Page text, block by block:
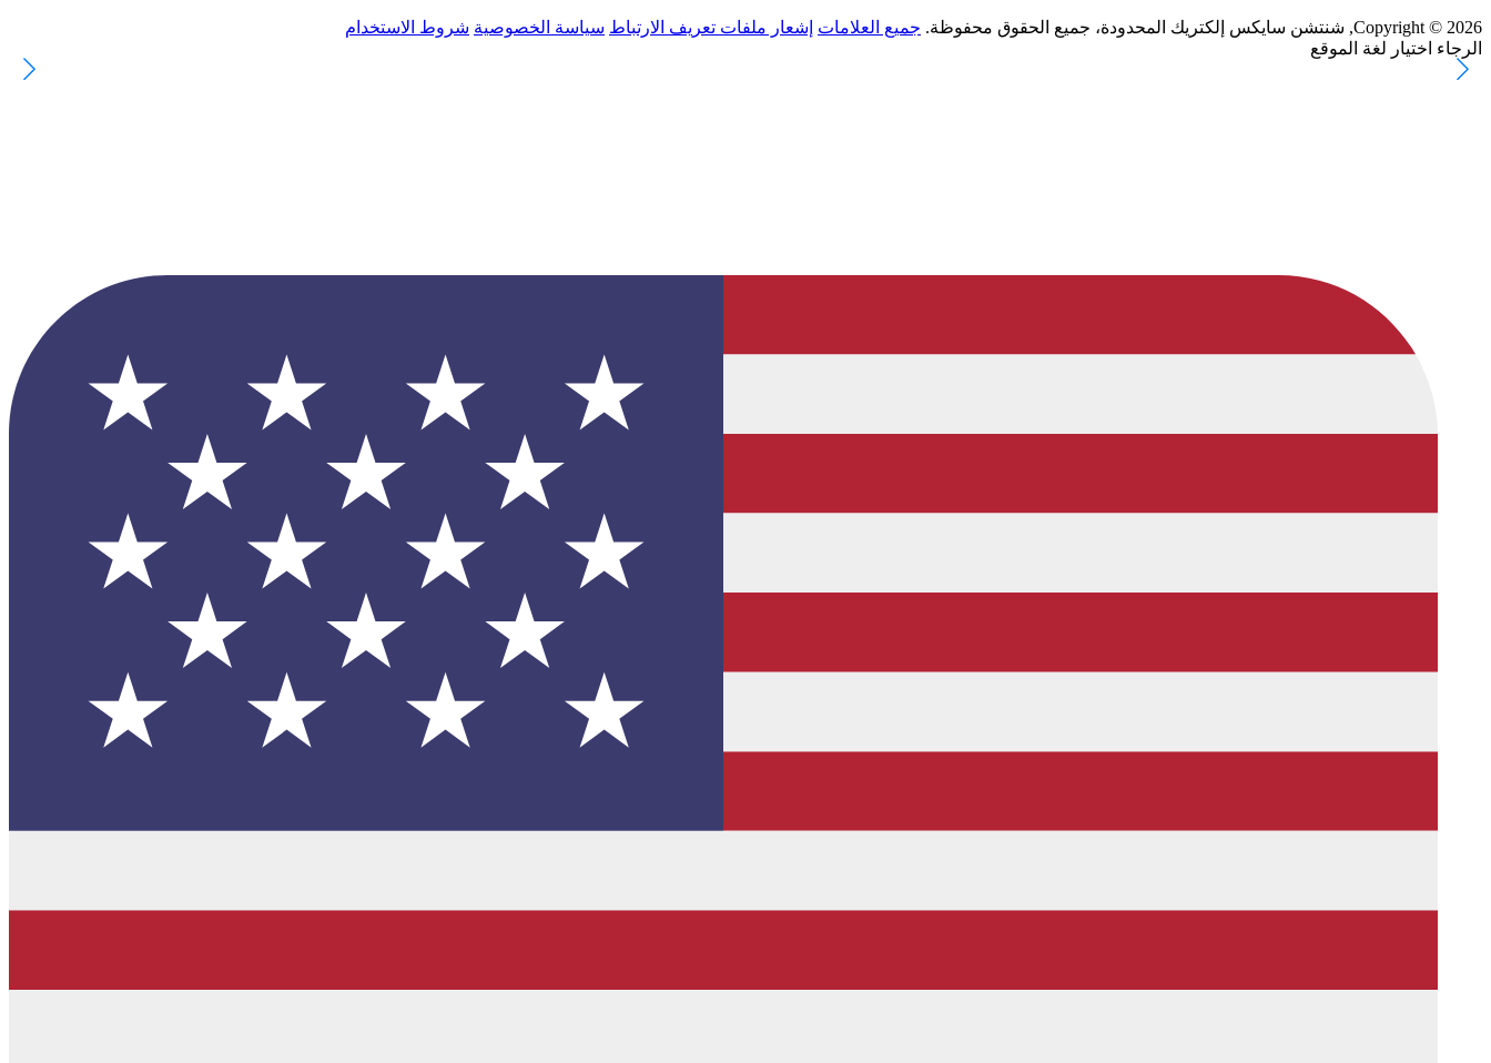
Copyright © 2026, شنتشن سايكس إلكتريك المحدودة، جميع الحقوق محفوظة. جميع العلامات إشعار ملفات تعريف الارتباط سياسة الخصوصية شروط الاستخدام
الرجاء اختيار لغة الموقع